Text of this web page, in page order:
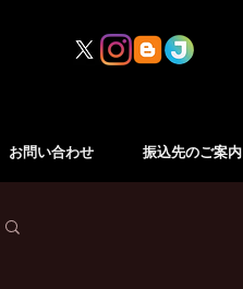
お問い合わせ 振込先のご案内